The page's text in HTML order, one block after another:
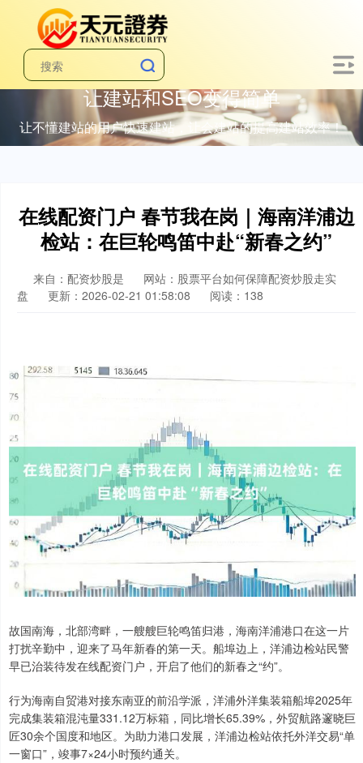
让建站和SEO变得简单
让不懂建站的用户快速建站，让会建站的提高建站效率！
在线配资门户 春节我在岗｜海南洋浦边
检站：在巨轮鸣笛中赴“新春之约”
来自：配资炒股是
网站：股票平台如何保障配资炒股走实
盘
更新：2026-02-21 01:58:08 阅读：138
故国南海，北部湾畔，一艘艘巨轮鸣笛归港，海南洋浦港口在这一片
打扰辛勤中，迎来了马年新春的第一天。船埠边上，洋浦边检站民警
早已治装待发在线配资门户，开启了他们的新春之“约”。
行为海南自贸港对接东南亚的前沿学派，洋浦外洋集装箱船埠2025年
完成集装箱混沌量331.12万标箱，同比增长65.39%，外贸航路邃晓巨
匠30余个国度和地区。为助力港口发展，洋浦边检站依托外洋交易“单
一窗口”，竣事7×24小时预约通关。